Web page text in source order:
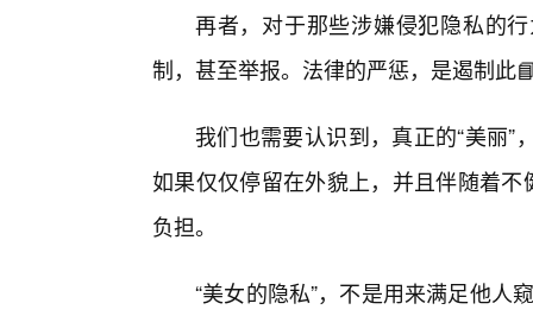
再者，对于那些涉嫌侵犯隐私的
制，甚至举报。法律的严惩，是遏制此
我们也需要认识到，真正的“美丽
如果仅仅停留在外貌上，并且伴随着
负担。
“美女的隐私”，不是用来满足他人